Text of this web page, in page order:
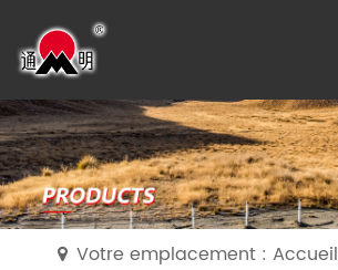
Votre emplacement : Accueil